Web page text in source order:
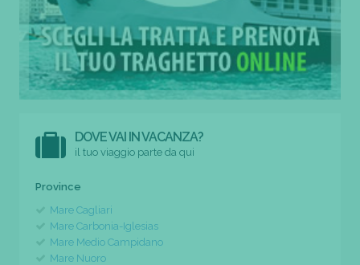
DOVE VAI IN VACANZA?
il tuo viaggio parte da qui
Province
Mare Cagliari
Mare Carbonia-Iglesias
Mare Medio Campidano
Mare Nuoro